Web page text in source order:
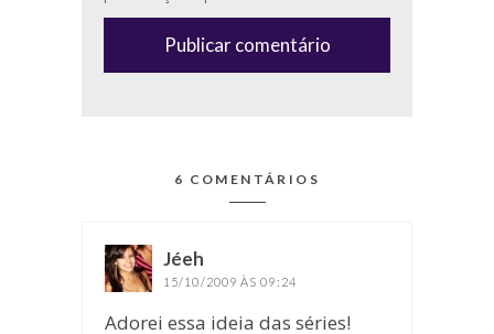
(anti-
6 COMENTÁRIOS
Jéeh
15/10/2009 ÀS 09:24
Adorei essa ideia das séries!